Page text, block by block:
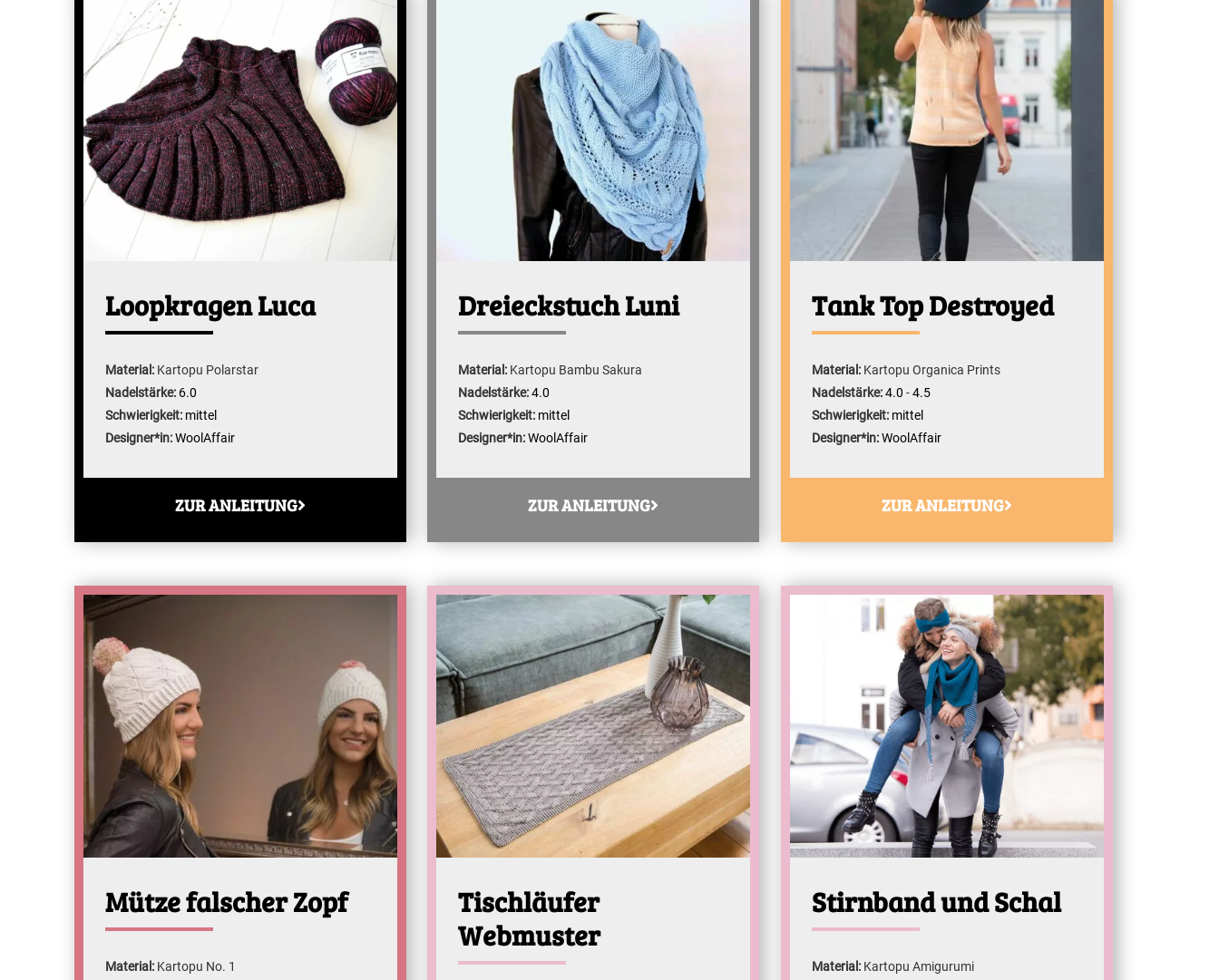
Loopkragen Luca
Material: Kartopu Polarstar
Nadelstärke: 6.0
Schwierigkeit: mittel
Designer*in: WoolAffair
ZUR ANLEITUNG
Dreieckstuch Luni
Material: Kartopu Bambu Sakura
Nadelstärke:4.0
Schwierigkeit: mittel
Designer*in:WoolAffair
ZUR ANLEITUNG
Tank Top Destroyed
Material: Kartopu Organica Prints
Nadelstärke:4.0 -4.5
Schwierigkeit: mittel
Designer*in:WoolAffair
ZUR ANLEITUNG
Mütze falscher Zopf
Material: Kartopu No. 1
Tischläufer
Webmuster
Stirnband und Schal
Material: Kartopu Amigurumi